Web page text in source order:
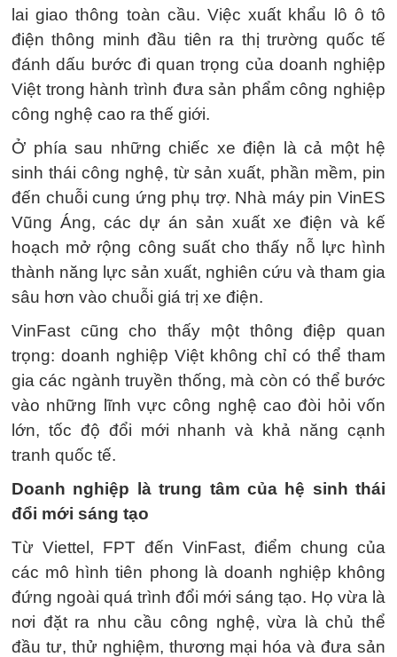
lai giao thông toàn cầu. Việc xuất khẩu lô ô tô
điện thông minh đầu tiên ra thị trường quốc tế
đánh dấu bước đi quan trọng của doanh nghiệp
Việt trong hành trình đưa sản phẩm công nghiệp
công nghệ cao ra thế giới.
Ở phía sau những chiếc xe điện là cả một hệ
sinh thái công nghệ, từ sản xuất, phần mềm, pin
đến chuỗi cung ứng phụ trợ. Nhà máy pin VinES
Vũng Áng, các dự án sản xuất xe điện và kế
hoạch mở rộng công suất cho thấy nỗ lực hình
thành năng lực sản xuất, nghiên cứu và tham gia
sâu hơn vào chuỗi giá trị xe điện.
VinFast cũng cho thấy một thông điệp quan
trọng: doanh nghiệp Việt không chỉ có thể tham
gia các ngành truyền thống, mà còn có thể bước
vào những lĩnh vực công nghệ cao đòi hỏi vốn
lớn, tốc độ đổi mới nhanh và khả năng cạnh
tranh quốc tế.
Doanh nghiệp là trung tâm của hệ sinh thái
đổi mới sáng tạo
Từ Viettel, FPT đến VinFast, điểm chung của
các mô hình tiên phong là doanh nghiệp không
đứng ngoài quá trình đổi mới sáng tạo. Họ vừa là
nơi đặt ra nhu cầu công nghệ, vừa là chủ thể
đầu tư, thử nghiệm, thương mại hóa và đưa sản